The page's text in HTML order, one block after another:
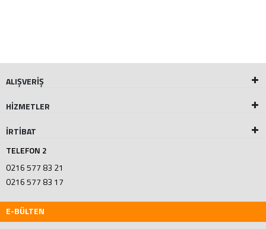
ALIŞVERİŞ
HİZMETLER
İRTİBAT
TELEFON 2
0216 577 83 21
0216 577 83 17
E-BÜLTEN